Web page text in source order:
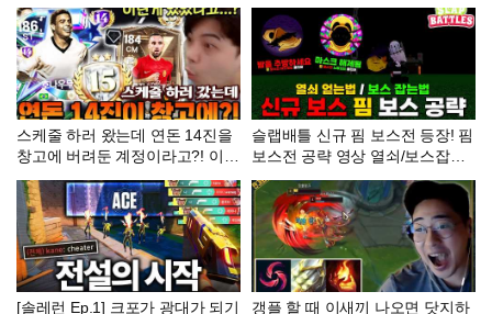
스케줄 하러 왔는데 연돈 14진을
창고에 버려둔 계정이라고?! 이런
건 다 어디서 나온거야 ㄷㄷ | FC
모바일
슬랩배틀 신규 핌 보스전 등장! 핌
보스전 공략 영상 열쇠/보스잡는
법 [슬랩배틀]
[솔레런 Ep.1] 크포가 광대가 되기 갱플 할 때 이새끼 나오면 닷지하